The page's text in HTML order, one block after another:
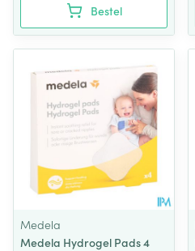
Bestel
Medela
Medela Hydrogel Pads 4